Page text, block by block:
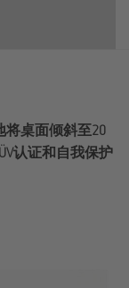
将桌面倾斜至20
认证和自我保护